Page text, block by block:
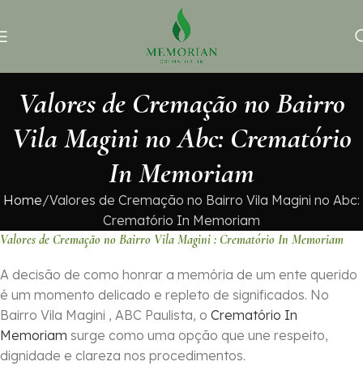
Valores de Cremação no Bairro
Vila Magini no Abc: Crematório
In Memoriam
Home Valores de Cremação no Bairro Vila Magini no Abc:
Crematório In Memoriam
Valores de Cremação no Bairro Vila Magini : Crematório In Memoriam
A decisão de como honrar a memória de um ente querido
é um momento delicado e repleto de significados. No
Bairro Vila Magini , ABC Paulista, o Crematório In
Memoriam surge como uma opção que une respeito,
dignidade e clareza nos procedimentos.